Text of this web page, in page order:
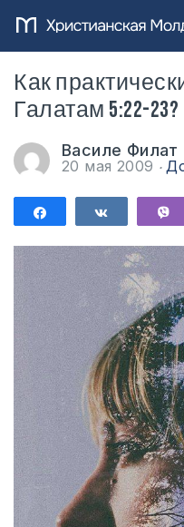
Как
Галатам 5:22-23?
Василе Филат
20 мая 2009
Поделиться